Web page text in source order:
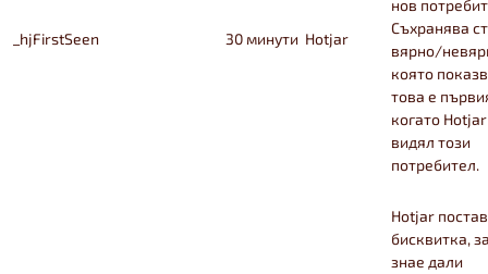
_hjFirstSeen 30 минути Hotjar
нов
Съхранява
вярно/
която
това е
когато
видял този
потребител.
Hotjar
бисквитка,
знае дали